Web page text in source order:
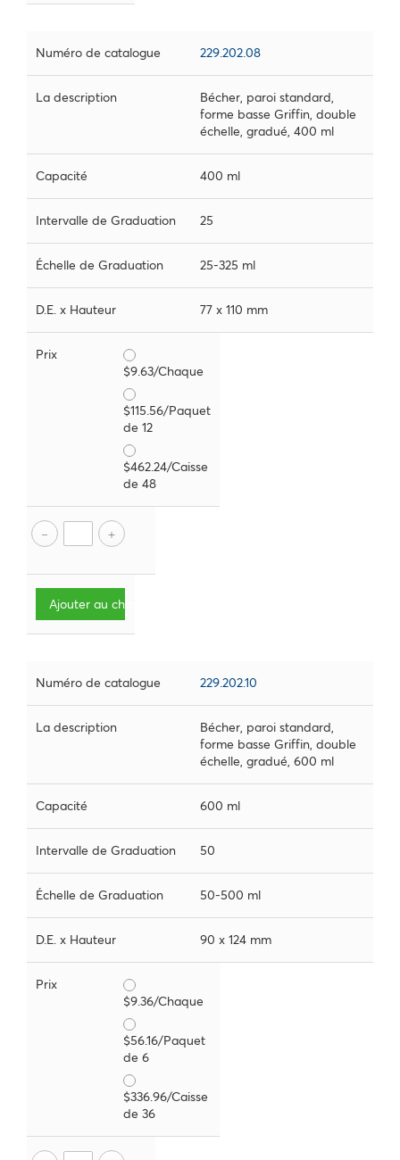
Numéro de catalogue 229.202.08
La description
Bécher, paroi standard,
forme basse Griffin, double
échelle, gradué, 400 ml
Capacité 400 ml
Intervalle de Graduation 25
Échelle de Graduation 25-325 ml
D.E. x Hauteur 77 x 110 mm
Prix
$9.63/Chaque
$115.56/Paquet
de 12
$462.24/Caisse
de 48
Ajouter au chariot
Numéro de catalogue 229.202.10
La description
Bécher, paroi standard,
forme basse Griffin, double
échelle, gradué, 600 ml
Capacité 600 ml
Intervalle de Graduation 50
Échelle de Graduation 50-500 ml
D.E. x Hauteur 90 x 124 mm
Prix
$9.36/Chaque
$56.16/Paquet
de 6
$336.96/Caisse
de 36